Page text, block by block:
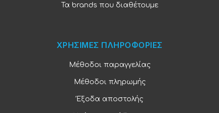
Τα brands που διαθέτουμε
ΧΡΗΣΙΜΕΣ ΠΛΗΡΟΦΟΡΙΕΣ
Μέθοδοι παραγγελίας
Μέθοδοι πληρωμής
Έξοδα αποστολής